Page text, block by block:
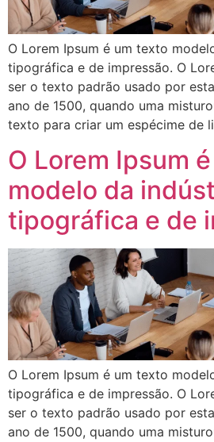
O Lorem Ipsum é um texto
tipográfica e de impressão. O
ser o texto padrão usado por
ano de 1500, quando uma
texto para criar um espécime de
O Lorem Ipsum
modelo da
tipográfica e de
O Lorem Ipsum é um texto
tipográfica e de impressão. O
ser o texto padrão usado por
ano de 1500, quando uma